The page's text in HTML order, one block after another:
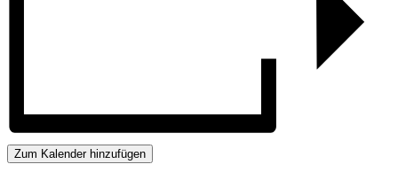
Zum Kalender hinzufügen